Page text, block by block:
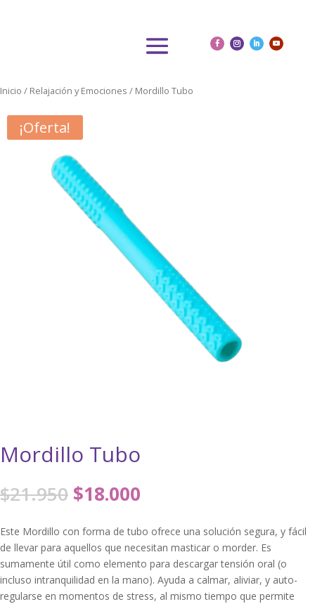
Inicio / Relajación y Emociones / Mordillo Tubo
¡Oferta!
Mordillo Tubo
$21.950 El
precio
original
era:
$21.950.
$18.000
actual
es:
$18.000.
Este Mordillo con forma de tubo ofrece una solución segura, y fácil
de llevar para aquellos que necesitan masticar o morder. Es
sumamente útil como elemento para descargar tensión oral (o
incluso intranquilidad en la mano). Ayuda a calmar, aliviar, y auto-
regularse en momentos de stress, al mismo tiempo que permite